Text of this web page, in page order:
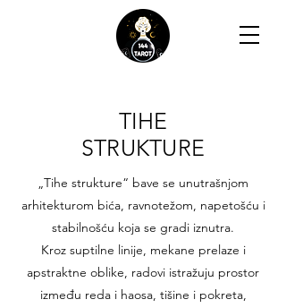
TIHE
STRUKTURE
„Tihe strukture“ bave se unutrašnjom
arhitekturom bića, ravnotežom, napetošću i
stabilnošću koja se gradi iznutra.
Kroz suptilne linije, mekane prelaze i
apstraktne oblike, radovi istražuju prostor
između reda i haosa, tišine i pokreta,